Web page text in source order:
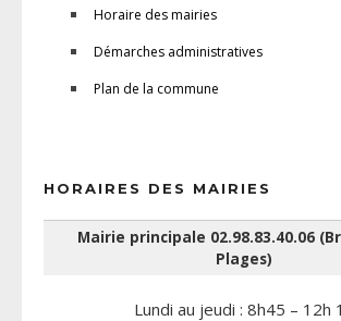
Horaire des mairies
Démarches administratives
Plan de la commune
HORAIRES DES MAIRIES
Mairie principale 02.98.83.40.06
Plages)
Lundi au jeudi : 8h45 – 12h